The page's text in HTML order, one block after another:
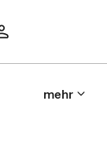
mehr